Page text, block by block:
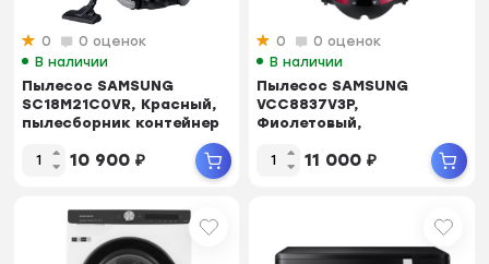
0
0 оценок
В наличии
Пылесос SAMSUNG
SC18M21C0VR, Красный,
пылесборник контейнер
10 900 ₽
0
0 оценок
В наличии
Пылесос SAMSUNG
VCC8837V3P,
Фиолетовый,
пылесборник контейнер
2л, 430/2200 Вт...
11 000 ₽